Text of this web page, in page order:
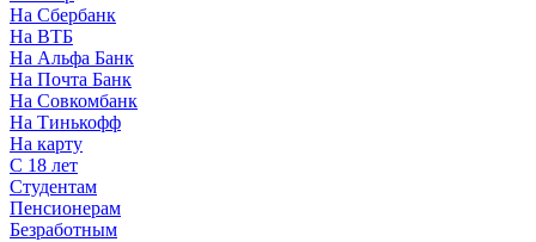
На Сбербанк
На ВТБ
На Альфа Банк
На Почта Банк
На Совкомбанк
На Тинькофф
На карту
С 18 лет
Студентам
Пенсионерам
Безработным